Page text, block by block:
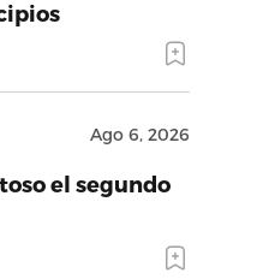
Ago 6, 2026
el segundo